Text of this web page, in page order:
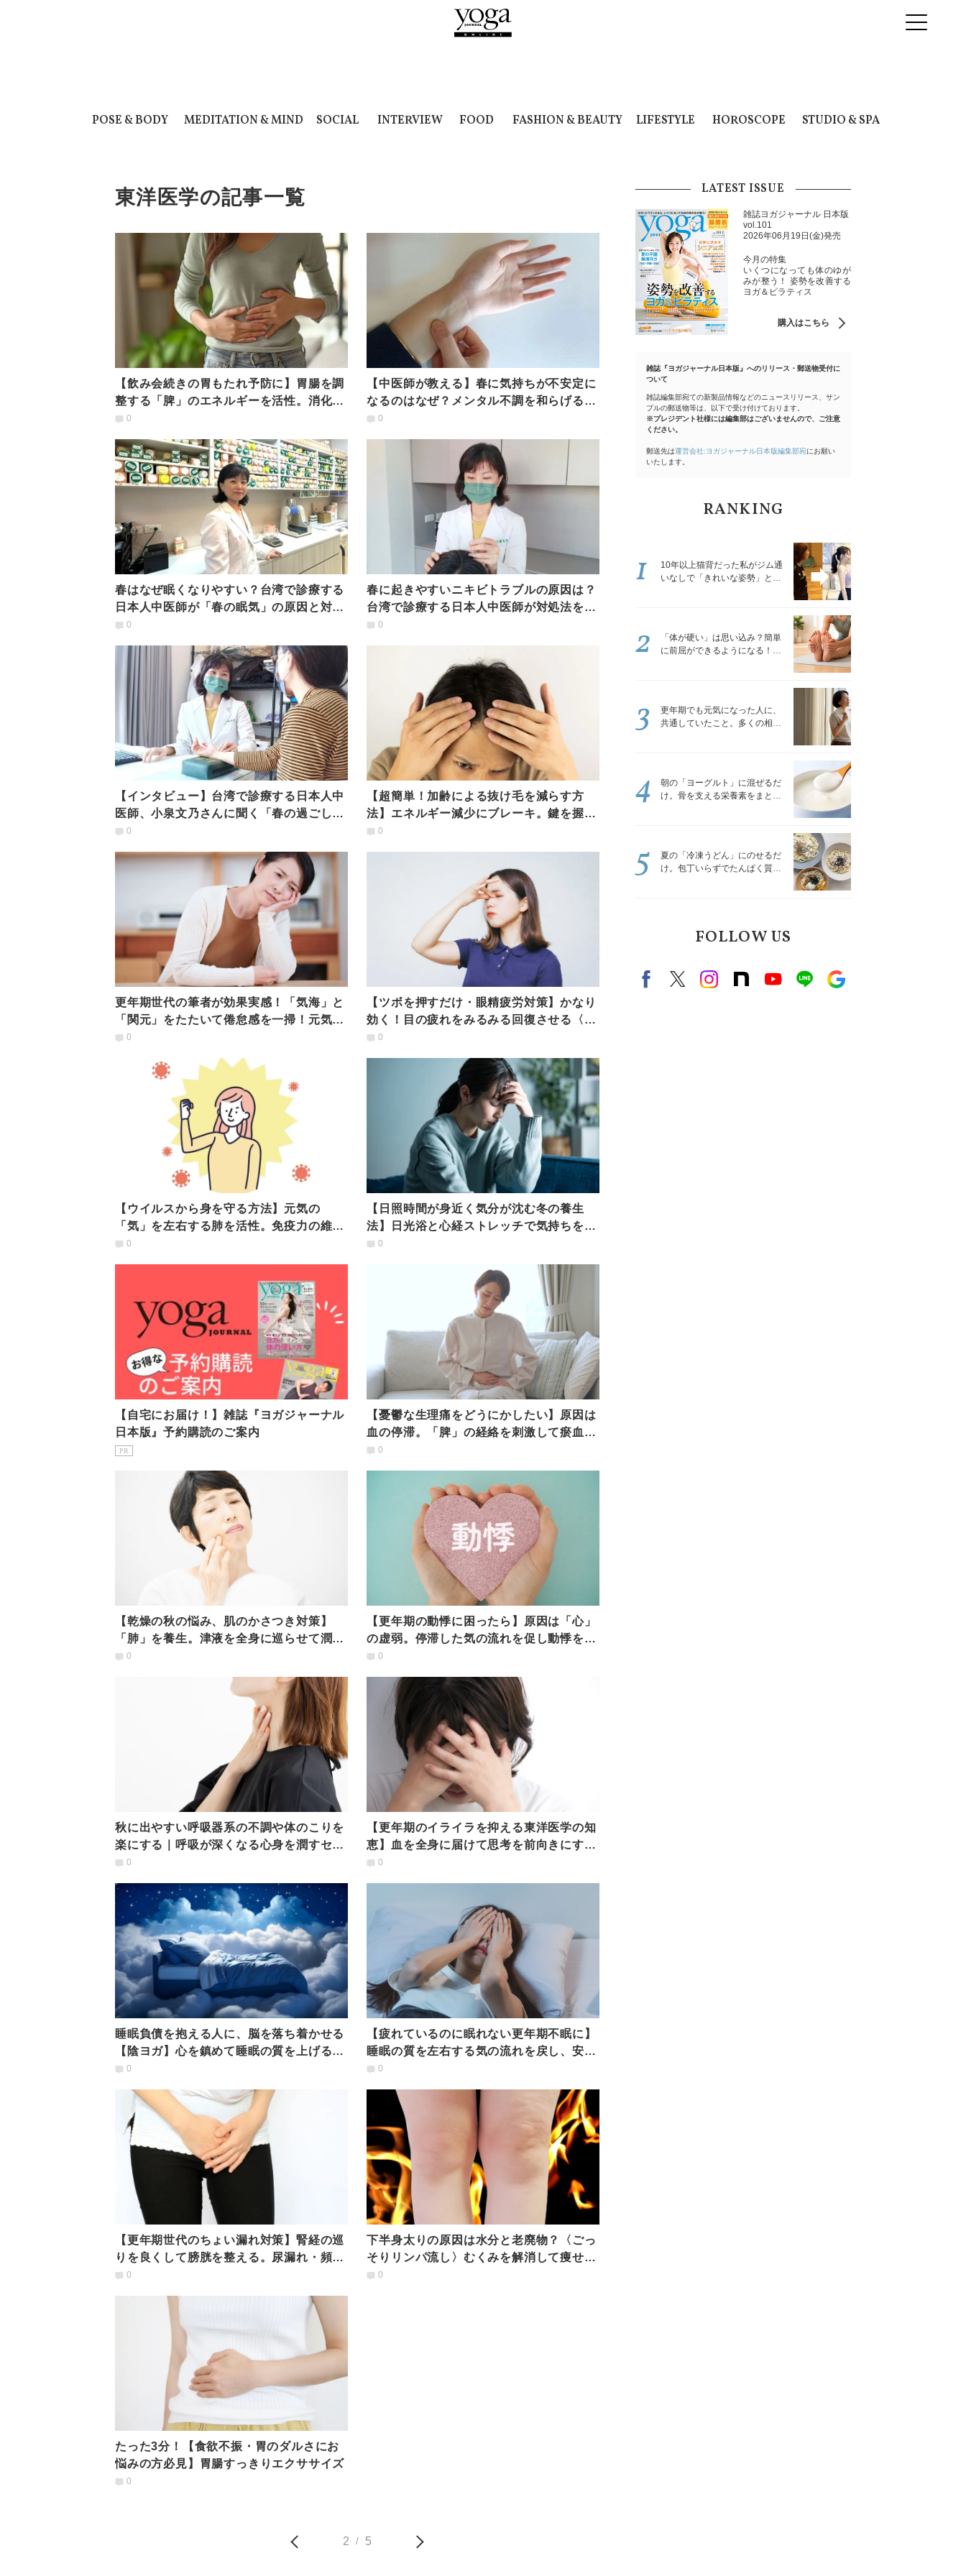
POSE & BODY MEDITATION & MIND SOCIAL INTERVIEW FOOD FASHION & BEAUTY LIFESTYLE HOROSCOPE STUDIO & SPA
東洋医学の記事一覧
【飲み会続きの胃もたれ予防に】胃腸を調
整する「脾」のエネルギーを活性。消化力
を高める「五臓ヨガ」
0
【中医師が教える】春に気持ちが不安定に
なるのはなぜ？メンタル不調を和らげる
「食養生とツボ押し」
0
春はなぜ眠くなりやすい？台湾で診療する
日本人中医師が「春の眠気」の原因と対処
法を解説！
0
春に起きやすいニキビトラブルの原因は？
台湾で診療する日本人中医師が対処法を解
説！
0
【インタビュー】台湾で診療する日本人中
医師、小泉文乃さんに聞く「春の過ごし
方」のポイント
0
【超簡単！加齢による抜け毛を減らす方
法】エネルギー減少にブレーキ。鍵を握る
腎を整える「五臓ヨガ」
0
更年期世代の筆者が効果実感！「気海」と
「関元」をたたいて倦怠感を一掃！元気が
出るツボの押し方
0
【ツボを押すだけ・眼精疲労対策】かなり
効く！目の疲れをみるみる回復させる〈ツ
ボ〉場所とやり方
0
【ウイルスから身を守る方法】元気の
「気」を左右する肺を活性。免疫力の維持
に役立つ「五臓ヨガ」
0
【日照時間が身近く気分が沈む冬の養生
法】日光浴と心経ストレッチで気持ちを前
向きにする「五臓ヨガ」
0
【自宅にお届け！】雑誌『ヨガジャーナル
日本版』予約購読のご案内
PR
【憂鬱な生理痛をどうにかしたい】原因は
血の停滞。「脾」の経絡を刺激して瘀血を
改善する「五臓ヨガ」
0
【乾燥の秋の悩み、肌のかさつき対策】
「肺」を養生。津液を全身に巡らせて潤い
を保つ「五臓ヨガ」
0
【更年期の動悸に困ったら】原因は「心」
の虚弱。停滞した気の流れを促し動悸を和
らげる「五臓ヨガ」
0
秋に出やすい呼吸器系の不調や体のこりを
楽にする｜呼吸が深くなる心身を潤すセル
フケア
0
【更年期のイライラを抑える東洋医学の知
恵】血を全身に届けて思考を前向きにする
「五臓ヨガ」
0
睡眠負債を抱える人に、脳を落ち着かせる
【陰ヨガ】心を鎮めて睡眠の質を上げる
「ぶら下がりのポーズ」
0
【疲れているのに眠れない更年期不眠に】
睡眠の質を左右する気の流れを戻し、安眠
に導く「五臓ヨガ」
0
【更年期世代のちょい漏れ対策】腎経の巡
りを良くして膀胱を整える。尿漏れ・頻尿
の予防に「五臓ヨガ」
0
下半身太りの原因は水分と老廃物？〈ごっ
そりリンパ流し〉むくみを解消して痩せ体
質になる方法
0
たった3分！【食欲不振・胃のダルさにお
悩みの方必見】胃腸すっきりエクササイズ
0
2 / 5
LATEST ISSUE
雑誌ヨガジャーナル 日本版
vol.101
2026年06月19日(金)発売
今月の特集
いくつになっても体のゆが
みが整う！ 姿勢を改善する
ヨガ＆ピラティス
購入はこちら
雑誌『ヨガジャーナル日本版』へのリリース・郵送物受付に
ついて
雑誌編集部宛ての新製品情報などのニュースリリース、サン
プルの郵送物等は、以下で受け付けております。
※プレジデント社様には編集部はございませんので、ご注意
ください。
郵送先は運営会社:ヨガジャーナル日本版編集部宛にお願い
いたします。
RANKING
10年以上猫背だった私がジム通
いなしで「きれいな姿勢」と褒
1
「体が硬い」は思い込み？簡単
に前屈ができるようになる！腿
2
更年期でも元気になった人に、
共通していたこと。多くの相談
3
朝の「ヨーグルト」に混ぜるだ
け。骨を支える栄養素をまとめ
4
夏の「冷凍うどん」にのせるだ
け。包丁いらずでたんぱく質を
5
FOLLOW US
FacebookX（旧twitter）
instagram
note Youtubeline